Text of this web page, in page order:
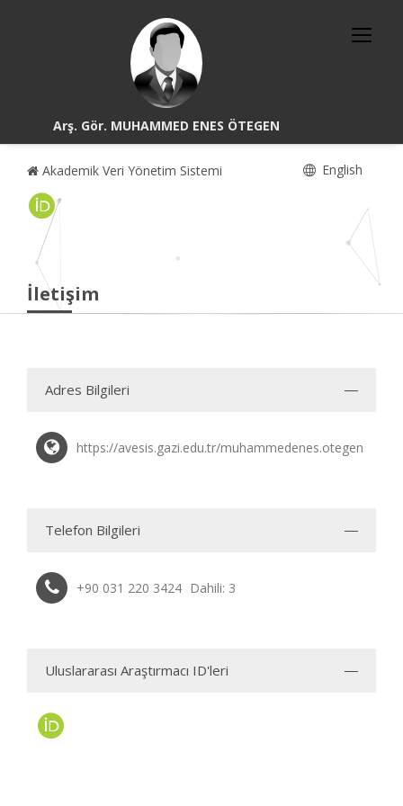
Arş. Gör. MUHAMMED ENES ÖTEGEN
Akademik Veri Yönetim Sistemi English
İletişim
Adres Bilgileri
https://avesis.gazi.edu.tr/muhammedenes.otegen
Telefon Bilgileri
+90 031 220 3424 Dahili: 3
Uluslararası Araştırmacı ID'leri